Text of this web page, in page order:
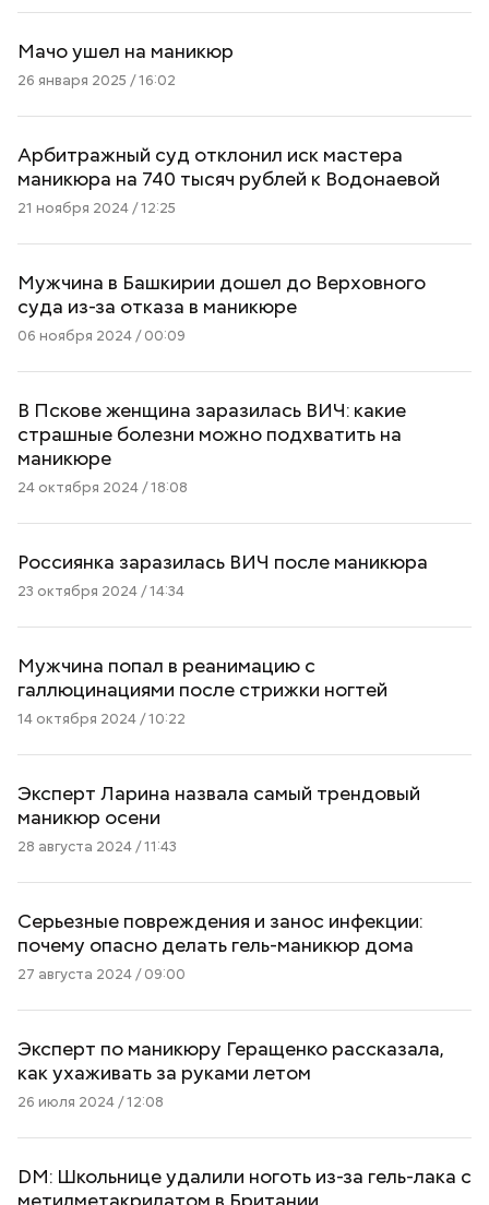
Мачо ушел на маникюр
26 января 2025 / 16:02
Арбитражный суд отклонил иск мастера
маникюра на 740 тысяч рублей к Водонаевой
21 ноября 2024 / 12:25
Мужчина в Башкирии дошел до Верховного
суда из-за отказа в маникюре
06 ноября 2024 / 00:09
В Пскове женщина заразилась ВИЧ: какие
страшные болезни можно подхватить на
маникюре
24 октября 2024 / 18:08
Россиянка заразилась ВИЧ после маникюра
23 октября 2024 / 14:34
Мужчина попал в реанимацию с
галлюцинациями после стрижки ногтей
14 октября 2024 / 10:22
Эксперт Ларина назвала самый трендовый
маникюр осени
28 августа 2024 / 11:43
Серьезные повреждения и занос инфекции:
почему опасно делать гель-маникюр дома
27 августа 2024 / 09:00
Эксперт по маникюру Геращенко рассказала,
как ухаживать за руками летом
26 июля 2024 / 12:08
DM: Школьнице удалили ноготь из-за гель-лака с